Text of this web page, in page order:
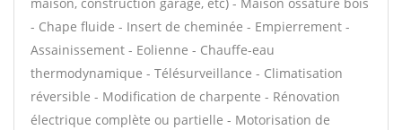
- Chape fluide - Insert de cheminée - Empierrement -
Assainissement - Eolienne - Chauffe-eau
thermodynamique - Télésurveillance - Climatisation
réversible - Modification de charpente - Rénovation
électrique complète ou partielle - Motorisation de